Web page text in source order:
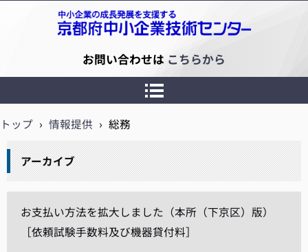
京都府中小企業技術センター
お問い合わせは こちらから
トップ › 情報提供 › 総務
アーカイブ
お支払い方法を拡大しました（本所（下京区）版）
［依頼試験手数料及び機器貸付料］